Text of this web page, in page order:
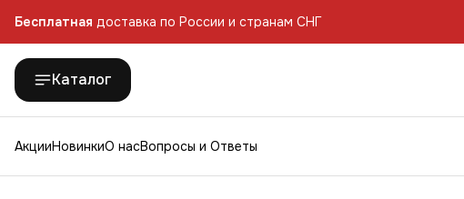
Бесплатная доставка по России и странам СНГ
Каталог
АкцииНовинкиО насВопросы и Ответы